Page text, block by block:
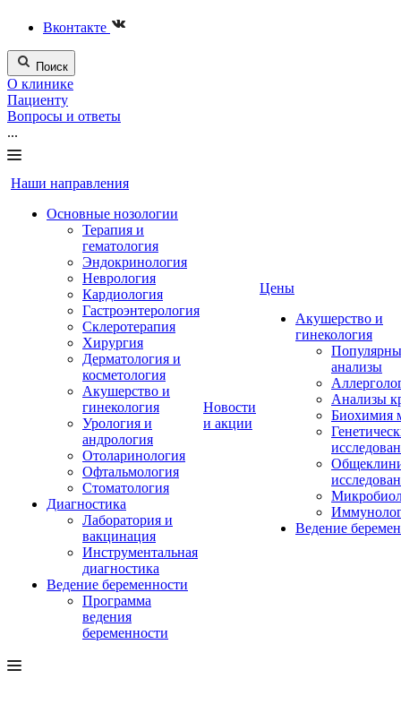
Вконтакте
Поиск
О клинике
Пациенту
Вопросы и ответы
...
Наши направления
Основные нозологии
Терапия и
гематология
Эндокринология
Неврология
Кардиология
Гастроэнтерология
Склеротерапия
Хирургия
Дерматология и
косметология
Акушерство и
гинекология
Урология и
андрология
Отоларинология
Офтальмология
Стоматология
Диагностика
Лаборатория и
вакцинация
Инструментальная
диагностика
Ведение беременности
Программа
ведения
беременности
Новости
и акции
Цены
Акушерство и
гинекология
анализы
Анализы
Биохимия
Ведение